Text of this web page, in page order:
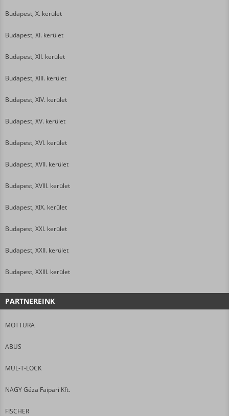
Budapest, X. kerület
Budapest, XI. kerület
Budapest, XII. kerület
Budapest, XIII. kerület
Budapest, XIV. kerület
Budapest, XV. kerület
Budapest, XVI. kerület
Budapest, XVII. kerület
Budapest, XVIII. kerület
Budapest, XIX. kerület
Budapest, XXI. kerület
Budapest, XXII. kerület
Budapest, XXIII. kerület
PARTNEREINK
MOTTURA
ABUS
MUL-T-LOCK
NAGY Géza Faipari Kft.
FISCHER